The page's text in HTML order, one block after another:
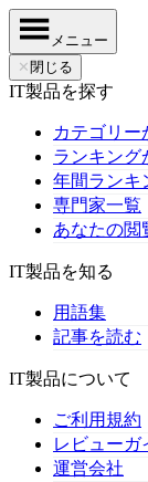
メニュー
✕ 閉じる
IT製品を探す
カテゴリー
ランキング
年間ランキ
専門家一覧
あなたの閲
IT製品を知る
用語集
記事を読む
IT製品について
ご利用規約
レビューガ
運営会社